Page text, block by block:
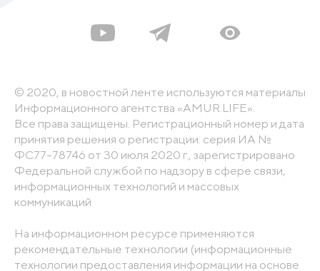
© 2020, в новостной ленте используются материалы
Информационного агентства «AMUR.LIFE».
Все права защищены. Регистрационный номер и дата
принятия решения о регистрации: серия ИА №
ФС77-78746 от 30 июля 2020 г., зарегистрировано
Федеральной службой по надзору в сфере связи,
информационных технологий и массовых
коммуникаций
На информационном ресурсе применяются
рекомендательные технологии (информационные
технологии предоставления информации на основе